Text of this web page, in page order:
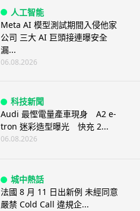
人工智能
Meta AI 模型測試期間入侵他家
公司 三大 AI 巨頭接連曝安全
漏...
06.08.2026
科技新聞
Audi 最慳電量產車現身 A2 e-
tron 迷彩造型曝光 快充 2...
06.08.2026
城中熱話
法國 8 月 11 日出新例 未經同意
嚴禁 Cold Call 違規企...